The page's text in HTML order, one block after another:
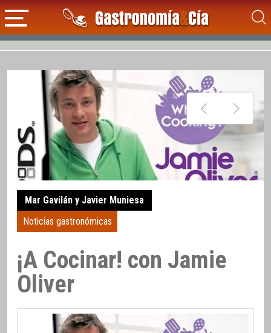
Mar Gavilán y Javier Muniesa
Noticias gastronómicas
¡A Cocinar! con Jamie
Oliver